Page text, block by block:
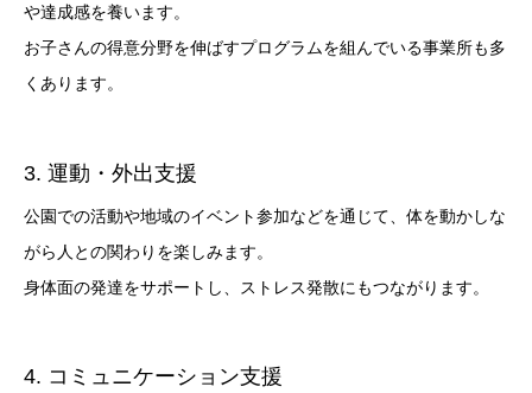
や達成感を養います。
お子さんの得意分野を伸ばすプログラムを組んでいる事業所も多
くあります。
3. 運動・外出支援
公園での活動や地域のイベント参加などを通じて、体を動かしな
がら人との関わりを楽しみます。
身体面の発達をサポートし、ストレス発散にもつながります。
4. コミュニケーション支援